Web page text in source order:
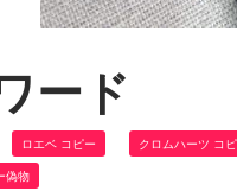
ード
ロエベ コピー クロムハーツ コ
偽物